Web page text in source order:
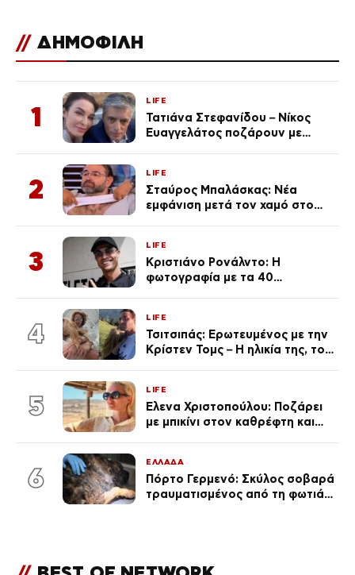
// ΔΗΜΟΦΙΛΗ
1
LIFE
Τατιάνα Στεφανίδου – Νίκος
Ευαγγελάτος ποζάρουν με
2
LIFE
Σταύρος Μπαλάσκας: Νέα
εμφάνιση μετά τον χαμό στο
3
LIFE
Κριστιάνο Ρονάλντο: Η
φωτογραφία με τα 40
εκ. likes
4
LIFE
Τσιτσιπάς: Ερωτευμένος με την
Κρίστεν Τομς – Η ηλικία της, το
5
LIFE
Έλενα Χριστοπούλου: Ποζάρει
με μπικίνι στον καθρέφτη και
καθεμία…» (Βίντεο)
6
ΕΛΛΑΔΑ
Πόρτο Γερμενό: Σκύλος σοβαρά
τραυματισμένος από τη φωτιά